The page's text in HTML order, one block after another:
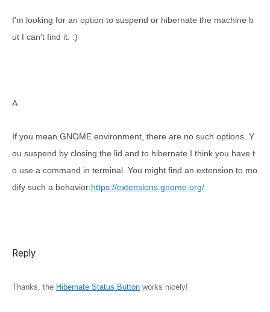
I'm looking for an option to suspend or hibernate the machine b
ut I can't find it. :)
A
If you mean GNOME environment, there are no such options. Y
ou suspend by closing the lid and to hibernate I think you have t
o use a command in terminal. You might find an extension to mo
dify such a behavior:https://extensions.gnome.org/
Reply
Thanks, the Hibernate Status Button works nicely!